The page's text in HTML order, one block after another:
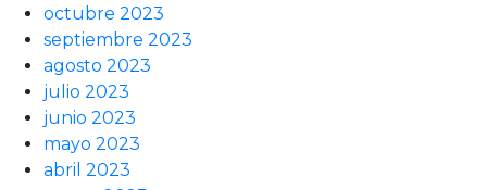
octubre 2023
septiembre 2023
agosto 2023
julio 2023
junio 2023
mayo 2023
abril 2023